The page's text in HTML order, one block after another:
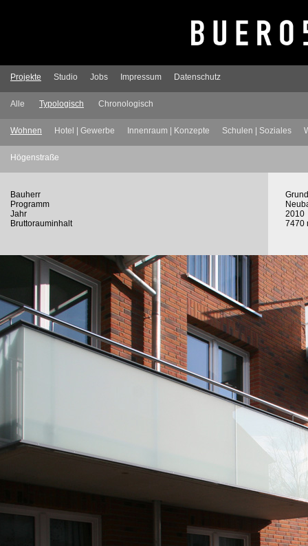
Projekte Studio Jobs Impressum Datenschutz
Alle Typologisch Chronologisch
Wohnen Hotel | Gewerbe Innenraum | Konzepte Schulen | Soziales
Högenstraße
Bauherr
Programm
Jahr
Bruttorauminhalt
2010
7470